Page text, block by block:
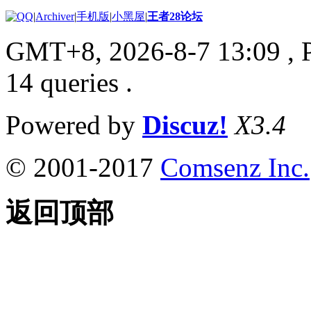
|Archiver|手机版|小黑屋|王者28论坛
GMT+8, 2026-8-7 13:09 ,
14 queries .
Powered by Discuz! X3.4
© 2001-2017 Comsenz Inc.
返回顶部